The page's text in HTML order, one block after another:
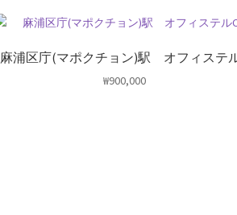
麻浦区庁(マポクチョン)駅 オフィステ
₩900,000